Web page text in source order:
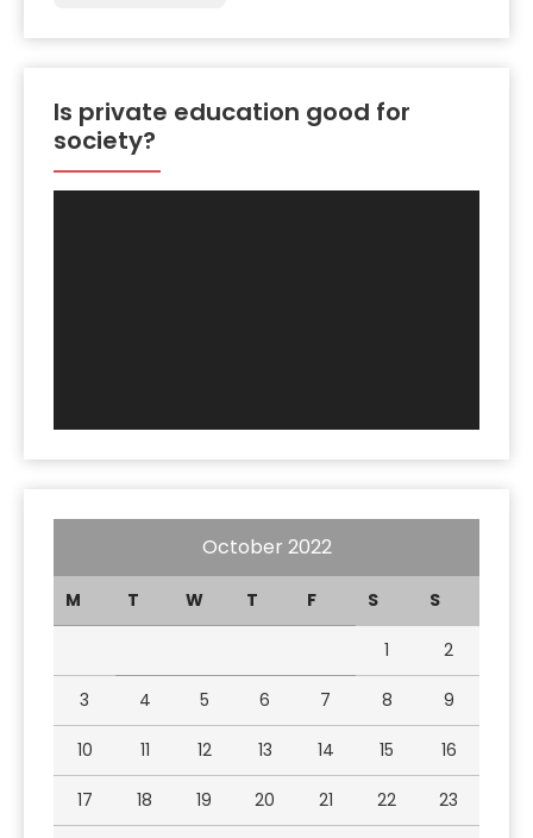
Is private education good for
society?
October 2022
M T W T F S S
1 2
3 4 5 6 7 8 9
10 11 12 13 14 15 16
17 18 19 20 21 22 23